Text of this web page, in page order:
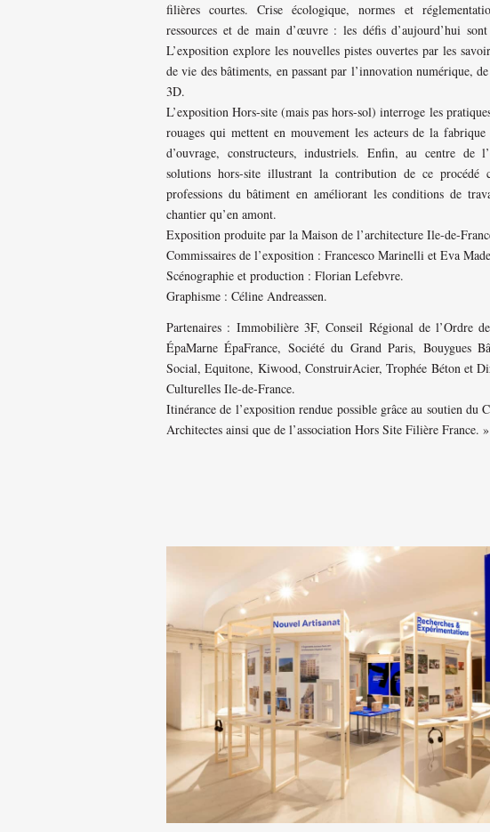
filières courtes. Crise écologique, normes et
ressources et de main d’œuvre : les défis d’aujourd’hui
L’exposition explore les nouvelles pistes ouvertes par les
de vie des bâtiments, en passant par l’innovation numérique,
3D.
L’exposition Hors-site (mais pas hors-sol) interroge les
rouages qui mettent en mouvement les acteurs de la
d’ouvrage, constructeurs, industriels. Enfin, au centre de
solutions hors-site illustrant la contribution de ce procédé
professions du bâtiment en améliorant les conditions de
chantier qu’en amont.
Exposition produite par la Maison de l’architecture Ile-de-
Commissaires de l’exposition : Francesco Marinelli et Eva
Scénographie et production : Florian Lefebvre.
Graphisme : Céline Andreassen.
Partenaires : Immobilière 3F, Conseil Régional de l’Ordre
ÉpaMarne ÉpaFrance, Société du Grand Paris, Bouygues
Social, Equitone, Kiwood, ConstruirAcier, Trophée Béton et
Culturelles Ile-de-France.
Itinérance de l’exposition rendue possible grâce au soutien du
Architectes ainsi que de l’association Hors Site Filière France. »